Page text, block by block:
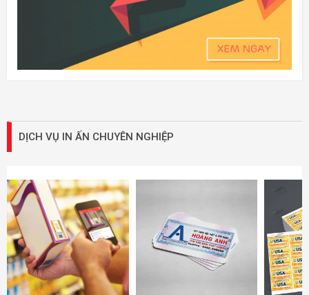
DỊCH VỤ IN ẤN CHUYÊN NGHIỆP